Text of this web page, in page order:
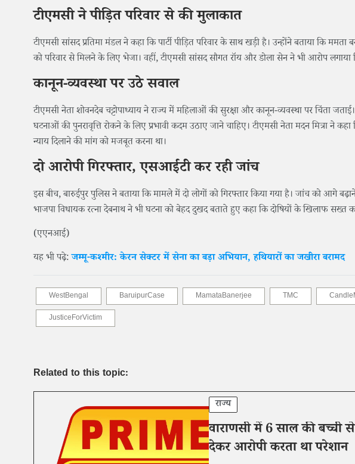
टीएमसी ने पीड़ित परिवार से की मुलाकात
टीएमसी सांसद प्रतिमा मंडल ने कहा कि पार्टी पीड़ित परिवार के साथ खड़ी है। उन्होंने बताया कि
को परिवार से मिलने के लिए भेजा। वहीं, टीएमसी सांसद सौगत रॉय और डोला सेन ने भी आरोप लगाया
कानून-व्यवस्था पर उठे सवाल
टीएमसी नेता शोवनदेब चट्टोपाध्याय ने राज्य में महिलाओं की सुरक्षा और कानून-व्यवस्था पर चिंता
घटनाओं की पुनरावृत्ति रोकने के लिए प्रभावी कदम उठाए जाने चाहिए। टीएमसी नेता मदन मित्रा ने
न्याय दिलाने की मांग को मजबूत करना था।
दो आरोपी गिरफ्तार, एसआईटी कर रही जांच
इस बीच, बारुईपुर पुलिस ने बताया कि मामले में दो लोगों को गिरफ्तार किया गया है। जांच को आगे
भाजपा विधायक रत्ना देबनाथ ने भी घटना को बेहद दुखद बताते हुए कहा कि दोषियों के खिलाफ सख्त
(एएनआई)
यह भी पढ़े:जम्मू-कश्मीर: केरन सेक्टर में सेना का बड़ा अभियान, हथियारों का जखीरा बरामद
WestBengal BaruipurCase MamataBanerjee TMC
JusticeForVictim
Related to this topic:
राज्य
वाराणसी में 6 साल की
देकर आरोपी करता था परेशान